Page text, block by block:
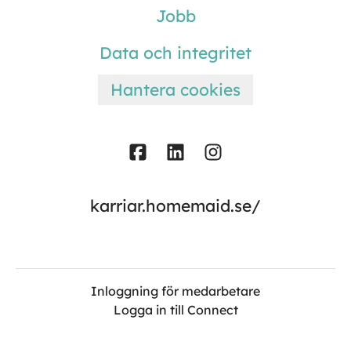
Jobb
Data och integritet
Hantera cookies
karriar.homemaid.se/
Inloggning för medarbetare
Logga in till Connect